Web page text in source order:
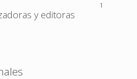
y editoras
1